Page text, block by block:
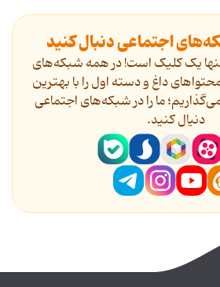
اجتماعی دنبال کنید
تنها یک کلیک است! در همه شبکه‌های
داغ و دسته اول را با بهترین
ما را در شبکه‌های اجتماعی
دنیال کنید.